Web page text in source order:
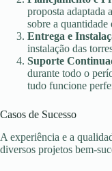
proposta adaptada
sobre a quantidade
Entrega e
instalação das
Suporte
durante todo o
tudo funcione
Casos de Sucesso
A experiência e a
diversos projetos bem-